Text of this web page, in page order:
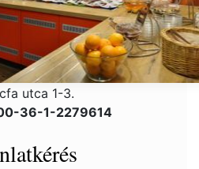
utca 1-3.
36-1-2279614